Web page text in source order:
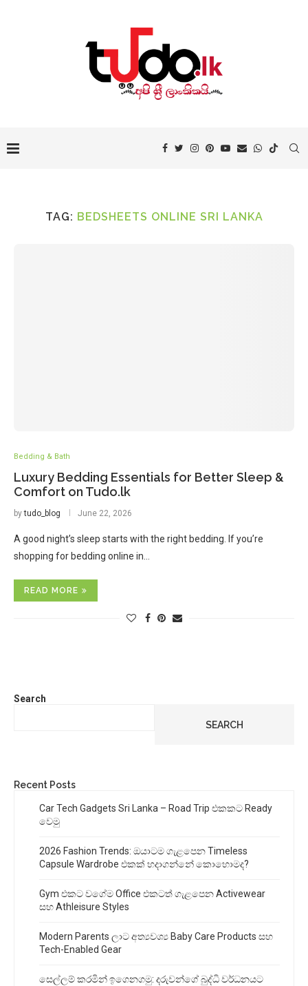
TAG: BEDSHEETS ONLINE SRI LANKA
Bedding & Bath
Luxury Bedding Essentials for Better Sleep &
Comfort on Tudo.lk
bytudo_blog June 22, 2026
A good night’s sleep starts with the right bedding. If you’re
shopping for bedding online in…
READ MORE
Search
SEARCH
Recent Posts
Car Tech Gadgets Sri Lanka – Road Trip එකකට Ready
වෙමු
2026 Fashion Trends: ඔයාටම ගැළපෙන Timeless
Capsule Wardrobe එකක් හදාගන්නේ කොහොමද?
Gym එකට වගේම Office එකටත් ගැළපෙන Activewear
සහ Athleisure Styles
Modern Parents ලාට අත්‍යවශ්‍ය Baby Care Products සහ
Tech-Enabled Gear
සෙල්ලම් කරමින් ඉගෙනගමු: දරුවන්ගේ බුද්ධි වර්ධනයට